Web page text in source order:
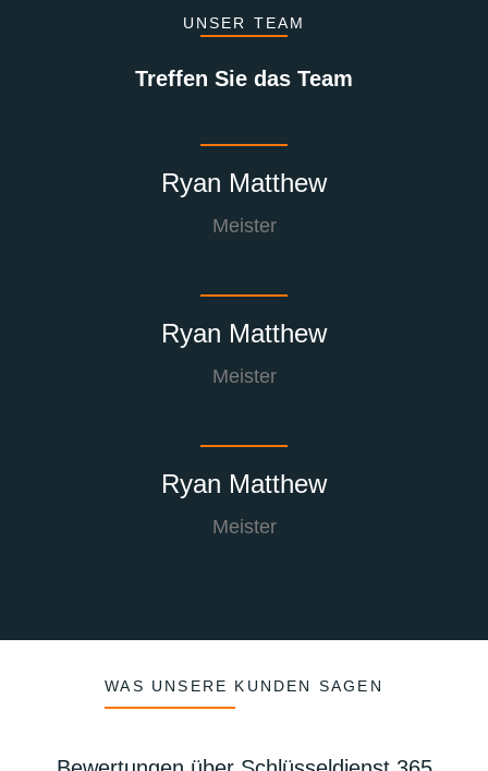
UNSER TEAM
Treffen Sie das Team
Ryan Matthew
Meister
Ryan Matthew
Meister
Ryan Matthew
Meister
WAS UNSERE KUNDEN SAGEN